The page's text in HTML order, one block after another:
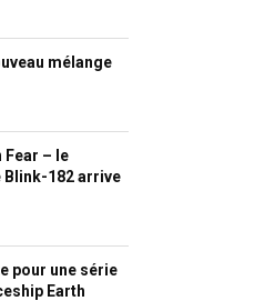
mélange
Fear – le
182 arrive
pour une série
Earth